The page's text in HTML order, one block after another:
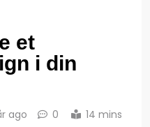
et
i din
ago 0 14 mins